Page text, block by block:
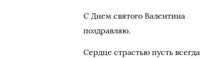
С Днем святого Валентина
поздравляю.
Сердце страстью пусть всегда